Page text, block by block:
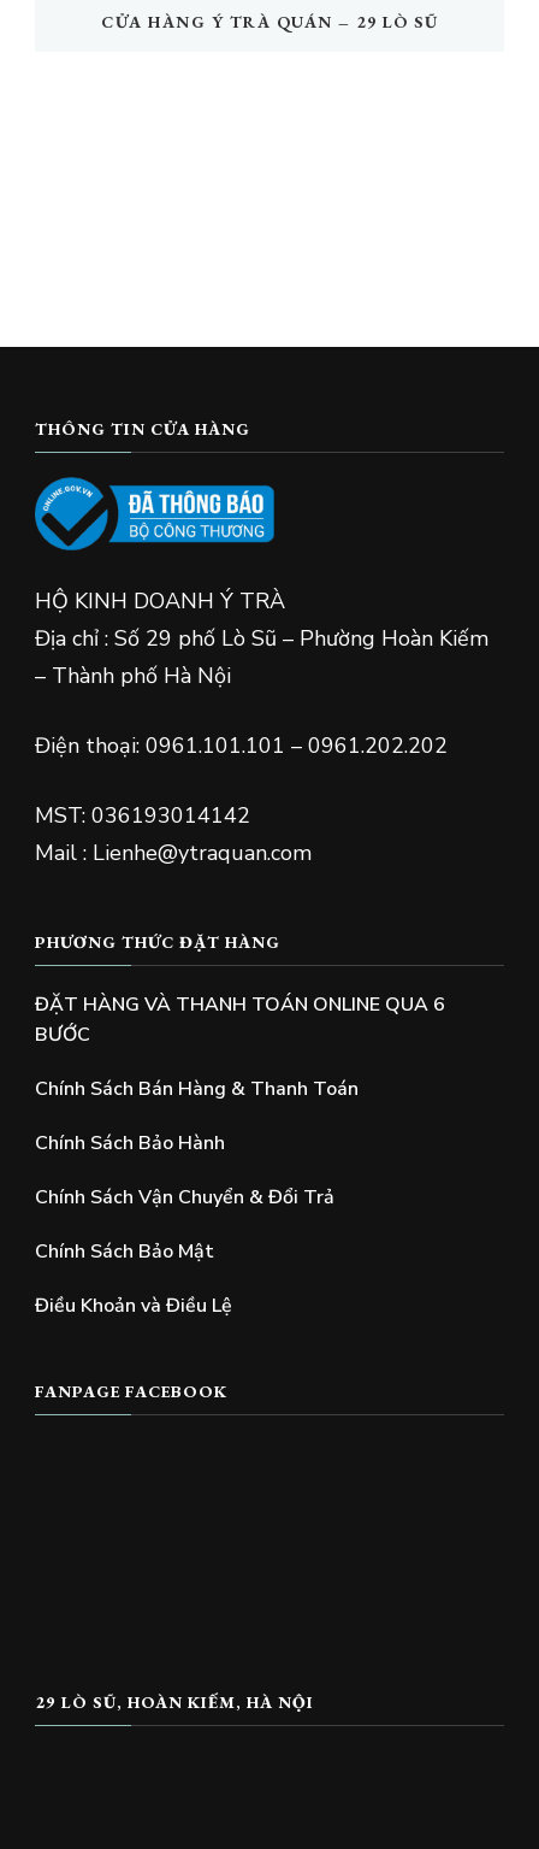
CỬA HÀNG Ý TRÀ QUÁN – 29 LÒ SŨ
THÔNG TIN CỬA HÀNG
HỘ KINH DOANH Ý TRÀ
Địa chỉ : Số 29 phố Lò Sũ – Phường Hoàn Kiếm
– Thành phố Hà Nội
Điện thoại: 0961.101.101 – 0961.202.202
MST: 036193014142
Mail : Lienhe@ytraquan.com
PHƯƠNG THỨC ĐẶT HÀNG
ĐẶT HÀNG VÀ THANH TOÁN ONLINE QUA 6
BƯỚC
Chính Sách Bán Hàng & Thanh Toán
Chính Sách Bảo Hành
Chính Sách Vận Chuyển & Đổi Trả
Chính Sách Bảo Mật
Điều Khoản và Điều Lệ
FANPAGE FACEBOOK
29 LÒ SŨ, HOÀN KIẾM, HÀ NỘI